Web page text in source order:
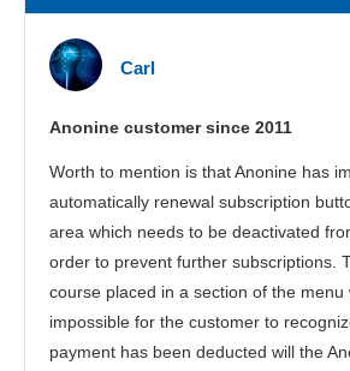
Atención al cliente
Carl
Anonine customer since 2011
Worth to mention is that Anonine has
automatically renewal subscription
area which needs to be deactivated
order to prevent further subscriptions.
course placed in a section of the menu
impossible for the customer to
payment has been deducted will the